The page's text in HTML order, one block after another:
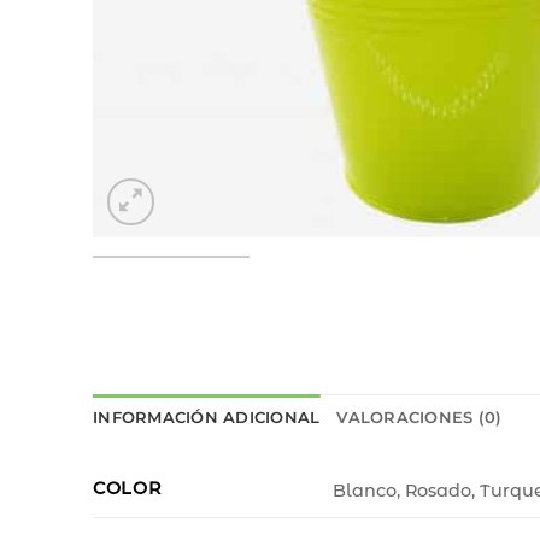
INFORMACIÓN ADICIONAL VALORACIONES (0)
COLOR Blanco, Rosado,